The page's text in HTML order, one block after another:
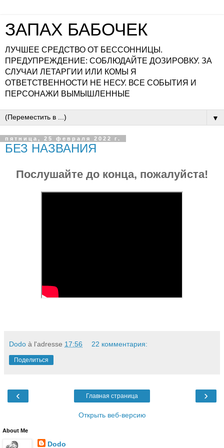
ЗАПАХ БАБОЧЕК
ЛУЧШЕЕ СРЕДСТВО ОТ БЕССОННИЦЫ.
ПРЕДУПРЕЖДЕНИЕ: СОБЛЮДАЙТЕ ДОЗИРОВКУ. ЗА
СЛУЧАИ ЛЕТАРГИИ ИЛИ КОМЫ Я
ОТВЕТСТВЕННОСТИ НЕ НЕСУ. ВСЕ СОБЫТИЯ И
ПЕРСОНАЖИ ВЫМЫШЛЕННЫЕ
▼
пятница, 25 февраля 2022 г.
БЕЗ НАЗВАНИЯ
Послушайте до конца, пожалуйста!
Dodo à l'adresse 17:56 22 комментария:
Поделиться
‹ ›
Главная страница
Открыть веб-версию
About Me
Dodo